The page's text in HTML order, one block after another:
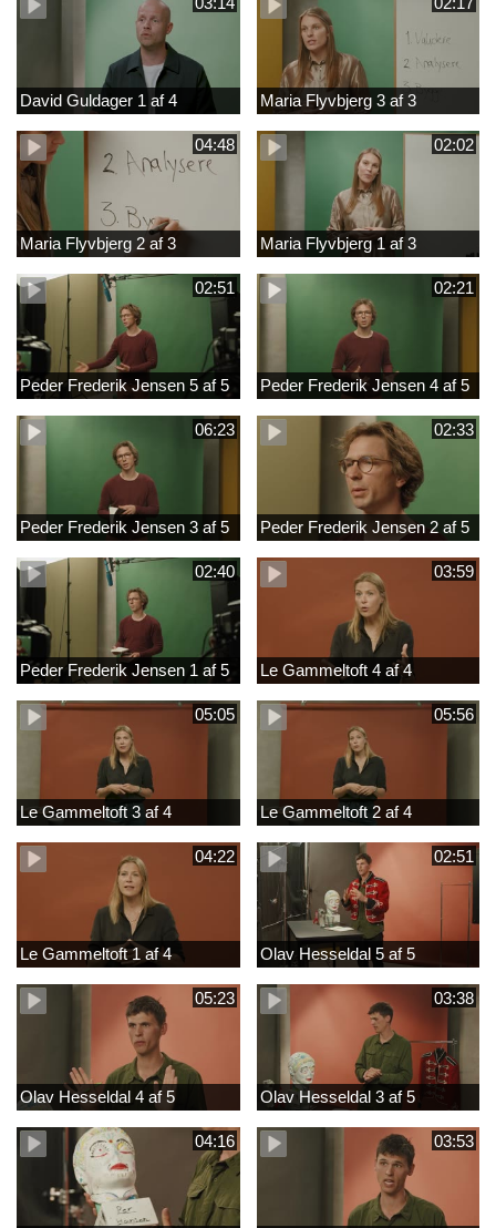
David Guldager 1 af 4 Maria Flyvbjerg 3 af 3
04:48
Maria Flyvbjerg 2 af 3
02:02
Maria Flyvbjerg 1 af 3
02:51
Peder Frederik Jensen 5 af 5
02:21
Peder Frederik Jensen 4 af 5
06:23
Peder Frederik Jensen 3 af 5
02:33
Peder Frederik Jensen 2 af 5
02:40
Peder Frederik Jensen 1 af 5
03:59
Le Gammeltoft 4 af 4
05:05
Le Gammeltoft 3 af 4
05:56
Le Gammeltoft 2 af 4
04:22
Le Gammeltoft 1 af 4
02:51
Olav Hesseldal 5 af 5
05:23
Olav Hesseldal 4 af 5
03:38
Olav Hesseldal 3 af 5
04:16 03:53